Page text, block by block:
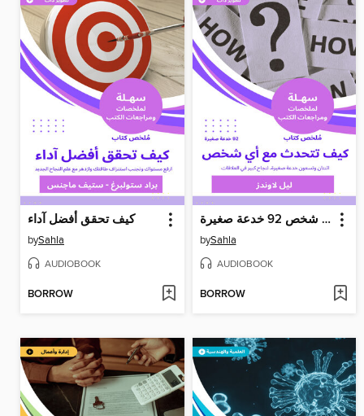
كيف تحقق أفضل آداء
bySahla
AUDIOBOOK
BORROW
كيف تتحدث مع أي شخص 92 خدعة صغيرة
bySahla
AUDIOBOOK
BORROW